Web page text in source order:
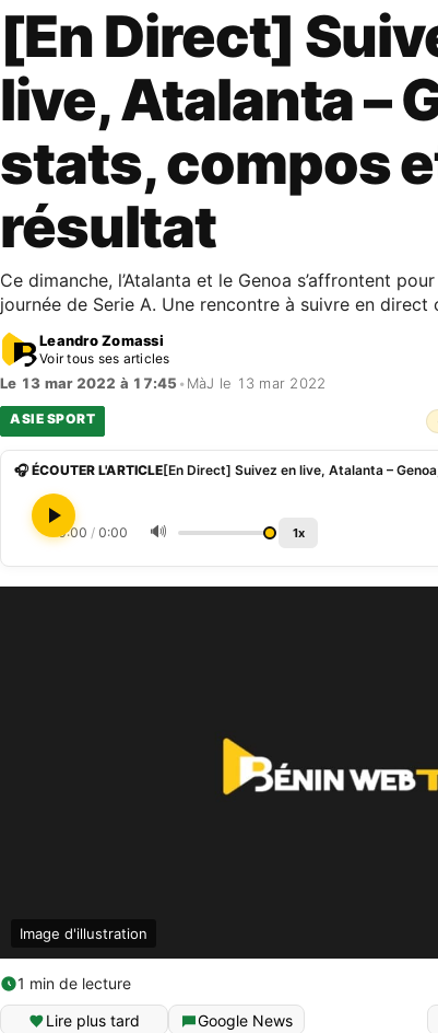
[En Direct]
live, Atalanta –
stats, compos
résultat
Ce dimanche, l’Atalanta et le Genoa s’affrontent
journée de Serie A. Une rencontre à suivre en direct
Leandro Zomassi
Voir tous ses articles
Le 13 mar 2022 à 17:45 • MàJ le 13 mar 2022
ASIE SPORT
🎧 ÉCOUTER L'ARTICLE[En Direct] Suivez en live, Atalanta –
0:00 / 0:00 🔊 1x
Image d'illustration
1 min de lecture
Lire plus tard
Google News